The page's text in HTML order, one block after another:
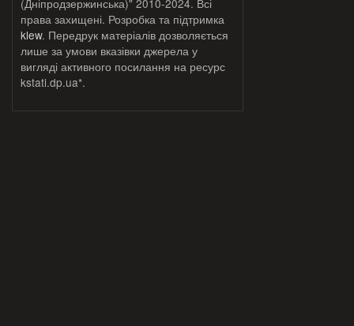
права захищені. Розробка та підтримка
klew. Передрук матеріалів дозволяється
лише за умови вказівки джерела у
вигляді активного посилання на ресурс
kstati.dp.ua*.